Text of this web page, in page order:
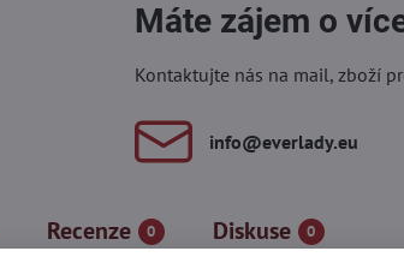
Máte zájem o
Kontaktujte nás na mail, zboží
info​@everlady​.eu
Recenze 0 Diskuse 0